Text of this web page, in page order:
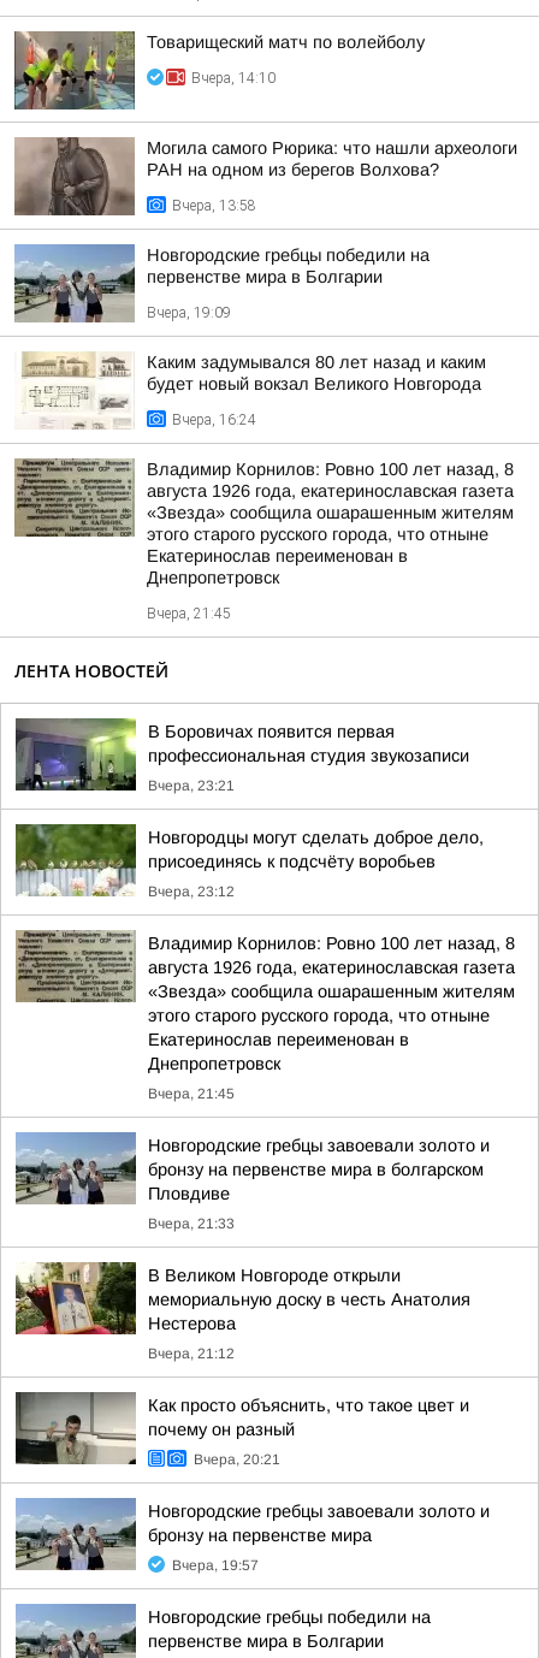
Товарищеский матч по волейболу
Вчера, 14:10
Могила самого Рюрика: что нашли археологи
РАН на одном из берегов Волхова?
Вчера, 13:58
Новгородские гребцы победили на
первенстве мира в Болгарии
Вчера, 19:09
Каким задумывался 80 лет назад и каким
будет новый вокзал Великого Новгорода
Вчера, 16:24
Владимир Корнилов: Ровно 100 лет назад, 8
августа 1926 года, екатеринославская газета
«Звезда» сообщила ошарашенным жителям
этого старого русского города, что отныне
Екатеринослав переименован в
Днепропетровск
Вчера, 21:45
ЛЕНТА НОВОСТЕЙ
В Боровичах появится первая
профессиональная студия звукозаписи
Вчера, 23:21
Новгородцы могут сделать доброе дело,
присоединясь к подсчёту воробьев
Вчера, 23:12
Владимир Корнилов: Ровно 100 лет назад, 8
августа 1926 года, екатеринославская газета
«Звезда» сообщила ошарашенным жителям
этого старого русского города, что отныне
Екатеринослав переименован в
Днепропетровск
Вчера, 21:45
Новгородские гребцы завоевали золото и
бронзу на первенстве мира в болгарском
Пловдиве
Вчера, 21:33
В Великом Новгороде открыли
мемориальную доску в честь Анатолия
Нестерова
Вчера, 21:12
Как просто объяснить, что такое цвет и
почему он разный
Вчера, 20:21
Новгородские гребцы завоевали золото и
бронзу на первенстве мира
Вчера, 19:57
Новгородские гребцы победили на
первенстве мира в Болгарии